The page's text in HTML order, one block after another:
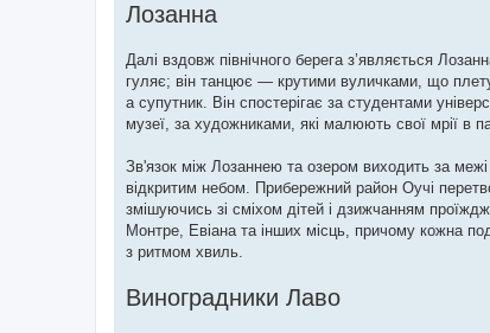
Лозанна
Далі вздовж північного берега з’являється
гуляє; він танцює — крутими вуличками, що
а супутник. Він спостерігає за студентами
музеї, за художниками, які малюють свої мрії в
Зв'язок між Лозаннею та озером виходить за
відкритим небом. Прибережний район Оучі
змішуючись зі сміхом дітей і дзижчанням
Монтре, Евіана та інших місць, причому кожна
з ритмом хвиль.
Виноградники Лаво